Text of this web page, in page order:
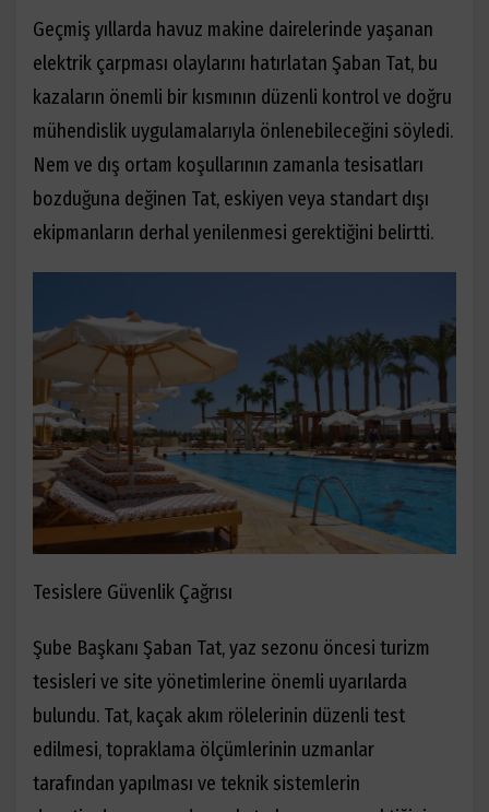
Geçmiş yıllarda havuz makine dairelerinde yaşanan
elektrik çarpması olaylarını hatırlatan Şaban Tat, bu
kazaların önemli bir kısmının düzenli kontrol ve doğru
mühendislik uygulamalarıyla önlenebileceğini söyledi.
Nem ve dış ortam koşullarının zamanla tesisatları
bozduğuna değinen Tat, eskiyen veya standart dışı
ekipmanların derhal yenilenmesi gerektiğini belirtti.
Tesislere Güvenlik Çağrısı
Şube Başkanı Şaban Tat, yaz sezonu öncesi turizm
tesisleri ve site yönetimlerine önemli uyarılarda
bulundu. Tat, kaçak akım rölelerinin düzenli test
edilmesi, topraklama ölçümlerinin uzmanlar
tarafından yapılması ve teknik sistemlerin